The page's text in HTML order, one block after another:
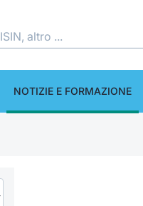
NOTIZIE E FORMAZIONE